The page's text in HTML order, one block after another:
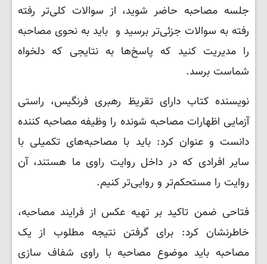
جلسه مصاحبه حاضر شوید، از سوالات کلی‌تر رفته
رفته به سوالات جزئی‌تر برسید و باید به نحوی مصاحبه
را مدیریت کنید که پاسخ‌ها به نتایجی که دلخواه
شماست برسد.
نویسنده کتاب دارای تقریظ رهبری فرنگیس، راستی
آزمایی اظهارات مصاحبه شونده را وظیفه مصاحبه کننده
دانست و عنوان کرد: باید با مصاحبه‌های تکمیلی با
سایر افرادی که در داخل روایت راوی ما هستند، آن
روایت را مستحکم‌تر و روایی‌تر کنیم.
فتاحی ضمن تاکید بر تهیه عکس از فرایند مصاحبه،
خاطرنشان کرد: برای گرفتن نتیجه مطلوب از یک
مصاحبه باید موضوع مصاحبه با راوی شفاف سازی